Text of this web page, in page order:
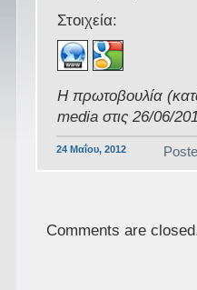
Στοιχεία:
Η πρωτοβουλία
media στις 26/06/
24 Μαΐου, 2012
Comments are